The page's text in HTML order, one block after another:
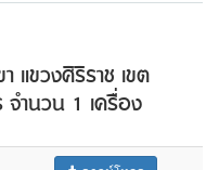
แขวงศิริราช เขต
ำนวน 1 เครื่อง